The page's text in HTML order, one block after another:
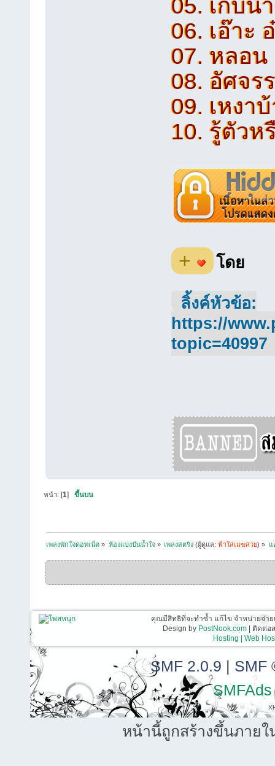
05. เก็
06. เอ๊าะ
07.
08. อัศจร
09. เห
10. รู้ตัวห
+ โดย
ลิ้งค์หัวข้อ:
https://
topic=40997
หน้า: [1]ขึ้นบน
เพลงพักใจดอทเน็ต » ห้องแบ่งปันน้ำใจ» เพลงสตริง (ผู้ดูแล:ฟ้าใสเมฆสวย) » แ
คุณมีสิทธิที่จะทำซ้ำ แก้ไข จำหน่ายจ่า
Design by PostNook.com| ติดต่อส
Hosting | Web
SMF 2.0.9 | SMF
SMFAds
หน้านี้ถูกสร้างขึ้นภายใ